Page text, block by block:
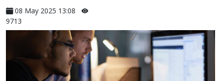
08 May 2025 13:08
9713